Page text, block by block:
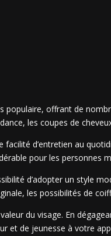
offrant de
les coupes de
d’entretien au
pour les personnes
d’adopter un style
les possibilités de
du visage. En
et de jeunesse à votre